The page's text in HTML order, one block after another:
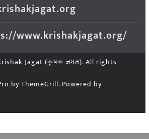
www.krishakjagat.org/
Jagat (कृषक जगत). All rights
by ThemeGrill. Powered by